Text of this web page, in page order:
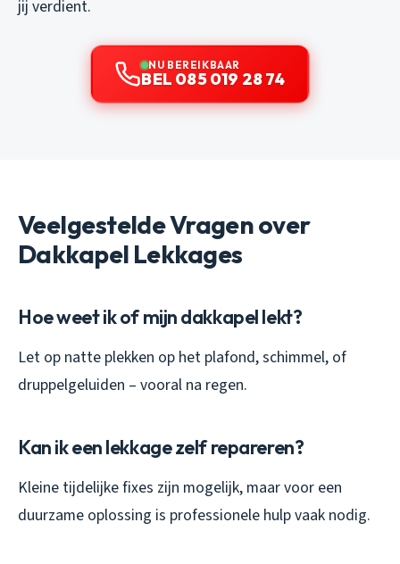
jij verdient.
NU BEREIKBAAR
BEL 085 019 28 74
Veelgestelde Vragen over
Dakkapel Lekkages
Hoe weet ik of mijn dakkapel lekt?
Let op natte plekken op het plafond, schimmel, of
druppelgeluiden – vooral na regen.
Kan ik een lekkage zelf repareren?
Kleine tijdelijke fixes zijn mogelijk, maar voor een
duurzame oplossing is professionele hulp vaak nodig.